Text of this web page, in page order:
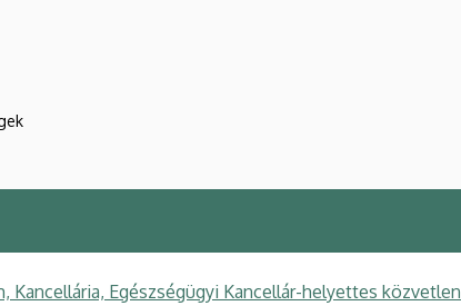
Kancellária, Egészségügyi Kancellár-helyettes közvetlen